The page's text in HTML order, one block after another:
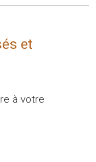
et
à votre